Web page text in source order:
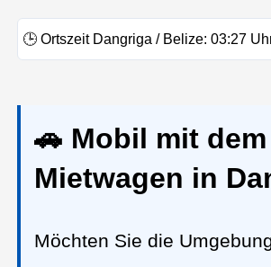
🕒 Ortszeit Dangriga / Belize: 03:27
🚗 Mobil mit dem
Mietwagen in
Möchten Sie die